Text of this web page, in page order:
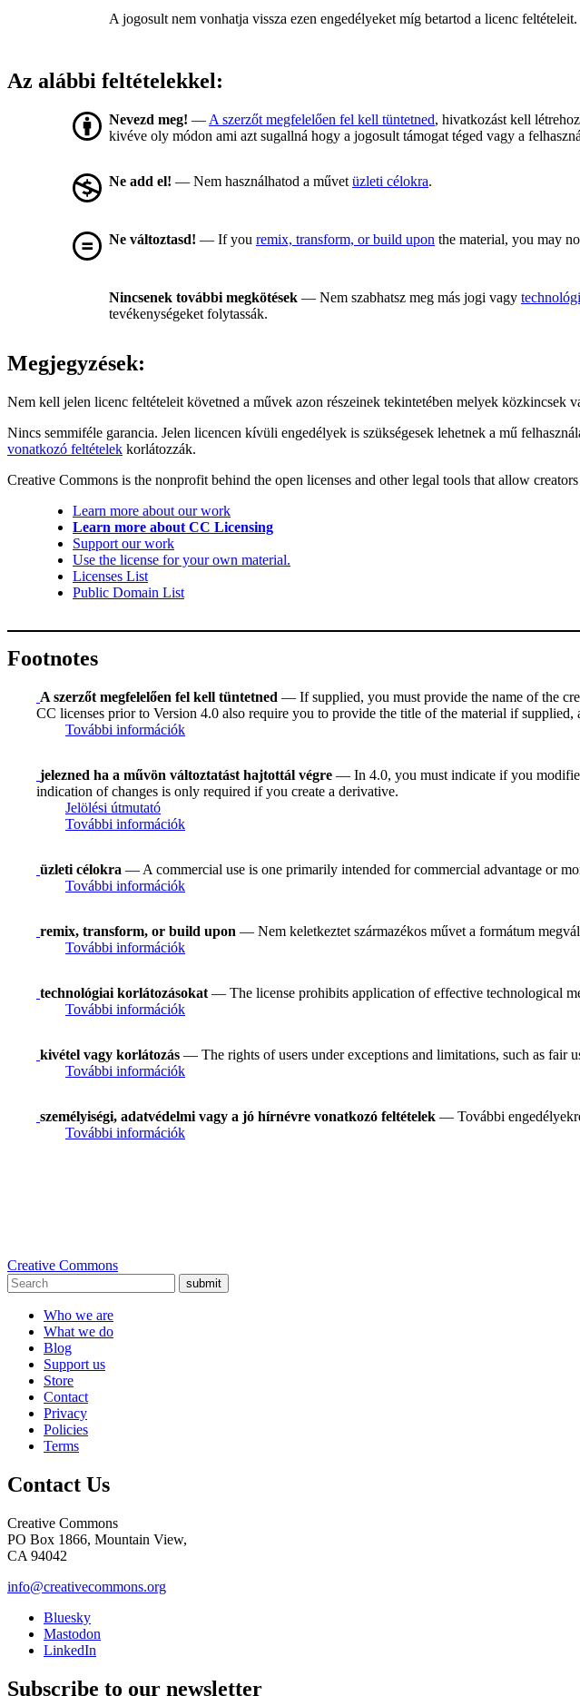
A jogosult nem vonhatja vissza ezen engedélyeket míg betartod a licenc feltételeit.
Az alábbi feltételekkel:
Nevezd meg! — A szerzőt megfelelően fel kell tüntetned, hivatkozást kell
kivéve oly módon ami azt sugallná hogy a jogosult támogat téged vagy a
Ne add el! — Nem használhatod a művet üzleti célokra.
Ne változtasd! — If you remix, transform, or build upon the material, you may
Nincsenek további megkötések — Nem szabhatsz meg más jogi vagy
tevékenységeket folytassák.
Megjegyzések:
Nem kell jelen licenc feltételeit követned a művek azon részeinek tekintetében melyek közkincsek
Nincs semmiféle garancia. Jelen licencen kívüli engedélyek is szükségesek lehetnek a mű
vonatkozó feltételek korlátozzák.
Creative Commons is the nonprofit behind the open licenses and other legal tools that allow
Learn more about our work
Learn more about CC Licensing
Support our work
Use the license for your own material.
Licenses List
Public Domain List
Footnotes
A szerzőt megfelelően fel kell tüntetned — If supplied, you must provide the name of the
CC licenses prior to Version 4.0 also require you to provide the title of the material if supplied,
További információk
jelezned ha a művön változtatást hajtottál végre — In 4.0, you must indicate if you
indication of changes is only required if you create a derivative.
Jelölési útmutató
További információk
üzleti célokra — A commercial use is one primarily intended for commercial advantage or
További információk
remix, transform, or build upon — Nem keletkeztet származékos művet a formátum
További információk
technológiai korlátozásokat — The license prohibits application of effective technological
További információk
kivétel vagy korlátozás — The rights of users under exceptions and limitations, such as fair
További információk
személyiségi, adatvédelmi vagy a jó hírnévre vonatkozó feltételek — További
További információk
Creative Commons
submit
Who we are
What we do
Blog
Support us
Store
Contact
Privacy
Policies
Terms
Contact Us
Creative Commons
PO Box 1866, Mountain View,
CA 94042
info@creativecommons.org
Bluesky
Mastodon
LinkedIn
Subscribe to our newsletter